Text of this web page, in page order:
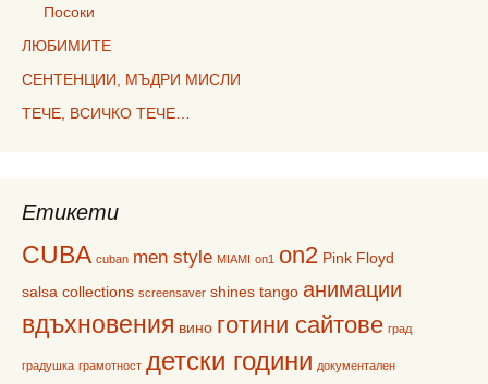
Посоки
ЛЮБИМИТЕ
СЕНТЕНЦИИ, МЪДРИ МИСЛИ
ТЕЧЕ, ВСИЧКО ТЕЧЕ…
Етикети
CUBA cuban men style MIAMI on1 on2 Pink Floyd
salsa collections screensaver shines tango анимации
вдъхновения вино готини сайтове град
градушка грамотност детски години документален